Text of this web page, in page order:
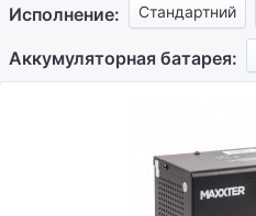
Исполнение: Стандартний
Аккумуляторная батарея: